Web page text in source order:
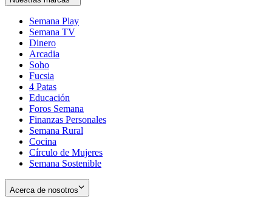
Semana Play
Semana TV
Dinero
Arcadia
Soho
in
new
window
Fucsia
in
new
window
4 Patas
Educación
Foros Semana
Finanzas Personales
Semana Rural
Cocina
Círculo de Mujeres
Semana Sostenible
Acerca de nosotros